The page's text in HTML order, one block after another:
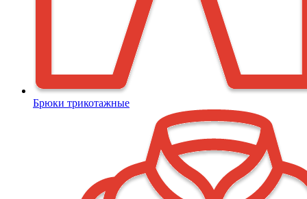
Брюки трикотажные